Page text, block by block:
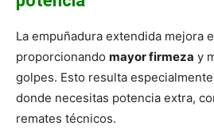
La empuñadura extendida mejora
proporcionando mayor firmeza y
golpes. Esto resulta
donde necesitas potencia extra,
remates técnicos.